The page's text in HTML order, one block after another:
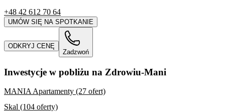
+48 42 612 70 64
UMÓW SIĘ NA SPOTKANIE
ODKRYJ CENĘ
Zadzwoń
Inwestycje w pobliżu na Zdrowiu-Mani
MANIA Apartamenty (27 ofert)
Skal (104 oferty)